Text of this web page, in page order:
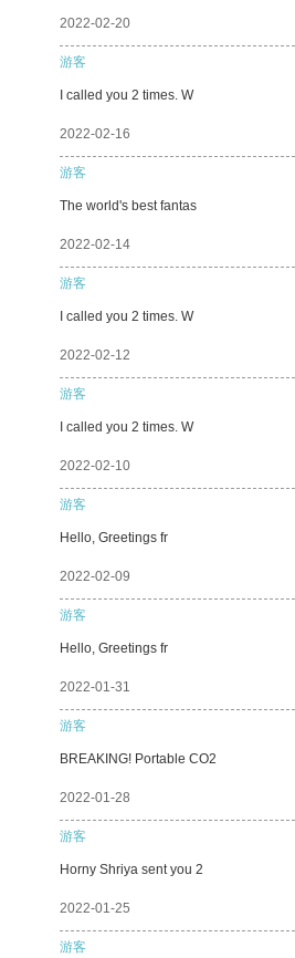
2022-02-20
游客
I called you 2 times. W
2022-02-16
游客
The world's best fantas
2022-02-14
游客
I called you 2 times. W
2022-02-12
游客
I called you 2 times. W
2022-02-10
游客
Hello, Greetings fr
2022-02-09
游客
Hello, Greetings fr
2022-01-31
游客
BREAKING! Portable CO2
2022-01-28
游客
Horny Shriya sent you 2
2022-01-25
游客